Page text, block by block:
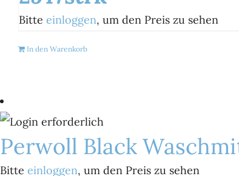
Bitte einloggen, um den Preis zu sehen
In den Warenkorb
Perwoll Black
Bitte einloggen, um den Preis zu sehen